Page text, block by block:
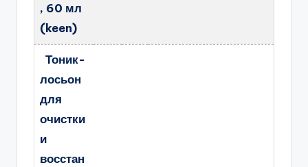
, 60 мл
(keen)
Тоник-
лосьон
для
очистки
и
восстан